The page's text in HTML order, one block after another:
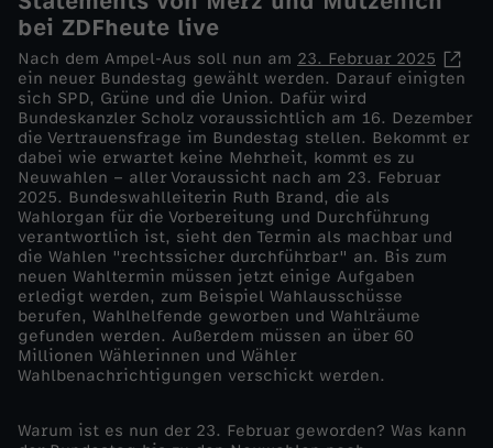
a
h
r
p
l
a
n
bei ZDFheute live
Nach dem Ampel-Aus soll nun am 23. Februar 2025
ein neuer Bundestag gewählt werden. Darauf einigten
sich SPD, Grüne und die Union. Dafür wird
Bundeskanzler Scholz voraussichtlich am 16. Dezember
die Vertrauensfrage im Bundestag stellen. Bekommt er
dabei wie erwartet keine Mehrheit, kommt es zu
Neuwahlen – aller Voraussicht nach am 23. Februar
2025. Bundeswahlleiterin Ruth Brand, die als
Wahlorgan für die Vorbereitung und Durchführung
verantwortlich ist, sieht den Termin als machbar und
die Wahlen "rechtssicher durchführbar" an. Bis zum
neuen Wahltermin müssen jetzt einige Aufgaben
erledigt werden, zum Beispiel Wahlausschüsse
berufen, Wahlhelfende geworben und Wahlräume
gefunden werden. Außerdem müssen an über 60
Millionen Wählerinnen und Wähler
Wahlbenachrichtigungen verschickt werden.
Warum ist es nun der 23. Februar geworden? Was kann